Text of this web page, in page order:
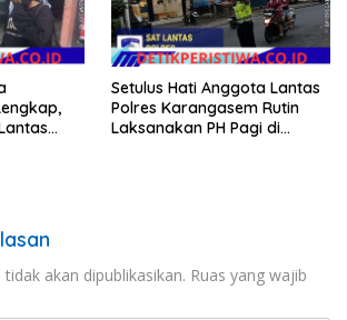
Setulus Hati Anggota Lantas
Polres Karangasem Rutin
Laksanakan PH Pagi di
akan dipublikasikan. Ruas yang wajib